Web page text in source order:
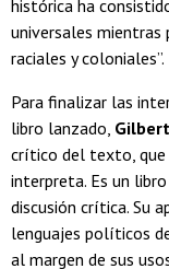
histórica ha
universales mientras
raciales y coloniales”.
Para finalizar las
libro lanzado,
crítico del texto, que
interpreta. Es un
discusión crítica. Su
lenguajes políticos
al margen de sus